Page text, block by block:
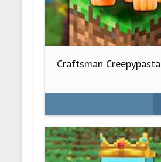
Craftsman Creepypasta